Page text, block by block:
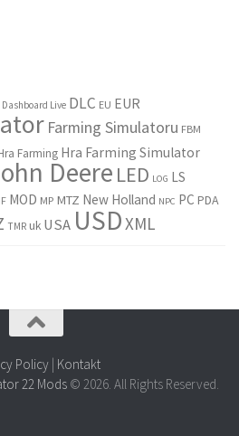
Dashboard Live DLC EU EUR
Farming Simulatoru FBM
Farming Hra Farming Simulator
Deere LED LOG LS
MOD MP MTZ New Holland NPC PC PDA
TMR uk USA USDXML
Policy | Kontakt
22 Mods© 2026. All Rights Reserved.